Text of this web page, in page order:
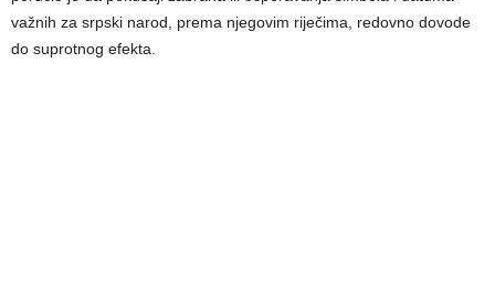
važnih za srpski narod, prema njegovim riječima, redovno dovode
do suprotnog efekta.